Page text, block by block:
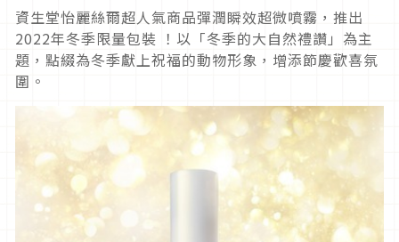
資生堂怡麗絲爾超人氣商品彈潤瞬效超微噴霧，推出
2022年冬季限量包裝 ！以「冬季的大自然禮讚」為主
題，點綴為冬季獻上祝福的動物形象，增添節慶歡喜氛
圍。